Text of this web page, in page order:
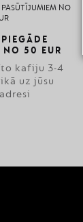
NO 50 EUR
kafiju 3-4
uz jūsu